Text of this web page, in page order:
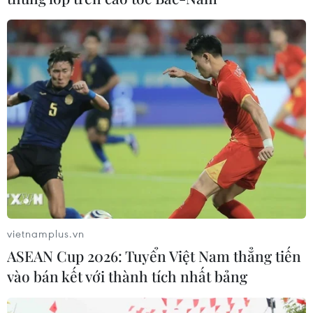
MobiFone trở lại “đường đua” cung cấp
dịch vụ viễn thông và các dịch vụ số
10/06/2025 09:00
MobiFone đã chính thức trở lại “đường đua” cung cấp
dịch vụ viễn thông và các dịch vụ số, hình thành hệ sinh
thái số Tiện ích-An toàn-Bảo mật.
vietnamplus.vn
ASEAN Cup 2026: Tuyển Việt Nam thẳng tiến
vào bán kết với thành tích nhất bảng